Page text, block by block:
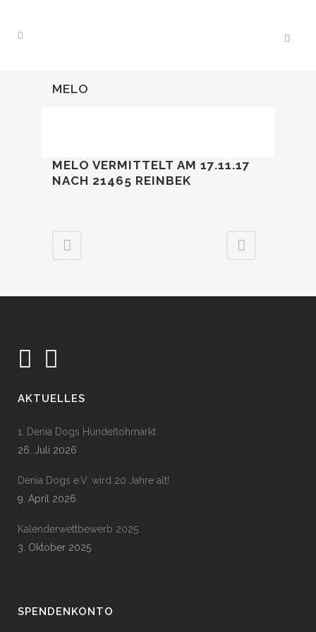
MELO
MELO VERMITTELT AM 17.11.17
NACH 21465 REINBEK
AKTUELLES
1. Denia Dogs Hundeflohmarkt
26. Juli 2026
Denia Dogs e.V. wird 20 Jahre alt!
9. April 2026
Kalenderwettbewerb 2025
3. Oktober 2025
SPENDENKONTO